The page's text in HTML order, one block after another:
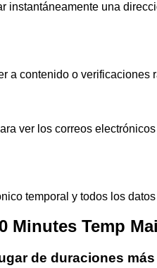
instantáneamente una
a contenido o
ver los correos
temporal y todos los
Minutes Temp
de duraciones